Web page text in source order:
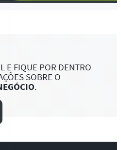
E FIQUE POR DENTRO
SOBRE O
.